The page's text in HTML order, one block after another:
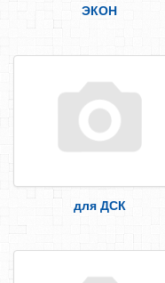
ЭКОН
для ДСК